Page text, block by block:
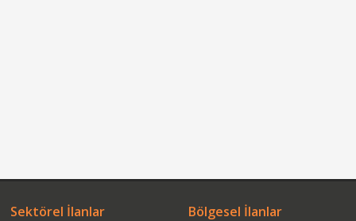
Sektörel İlanlar Bölgesel İlanlar